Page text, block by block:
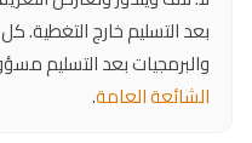
بعد التسليم خارج
والبرمجيات بعد التسليم
الشائعة العامة.